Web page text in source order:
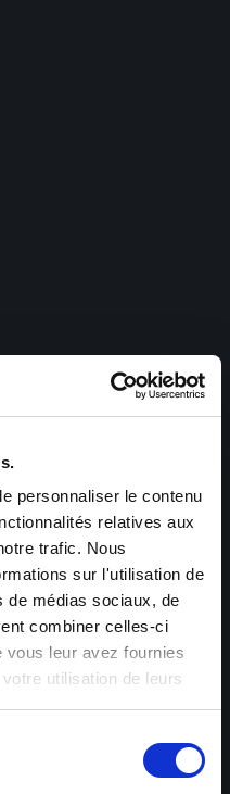
personnaliser le contenu
relatives aux
trafic. Nous
sur l'utilisation de
de médias sociaux, de
combiner celles-ci
leur avez fournies
utilisation de leurs